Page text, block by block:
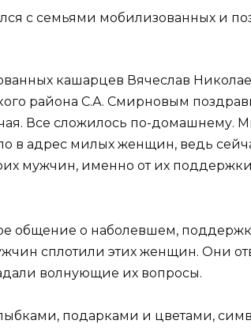
кашарцев Вячеслав
района С.А. Смирновым
Все сложилось по-домашнему.
в адрес милых женщин, ведь
мужчин, именно от их поддержки
общение о наболевшем,
сплотили этих женщин. Они
волнующие их вопросы.
подарками и цветами,